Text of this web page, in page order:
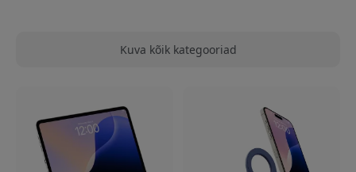
Kuva kõik kategooriad